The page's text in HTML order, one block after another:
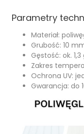
Parametry
Materiał:
Grubość: 10
Gęstość: ok.
Zakres
Ochrona UV:
Gwarancja: do